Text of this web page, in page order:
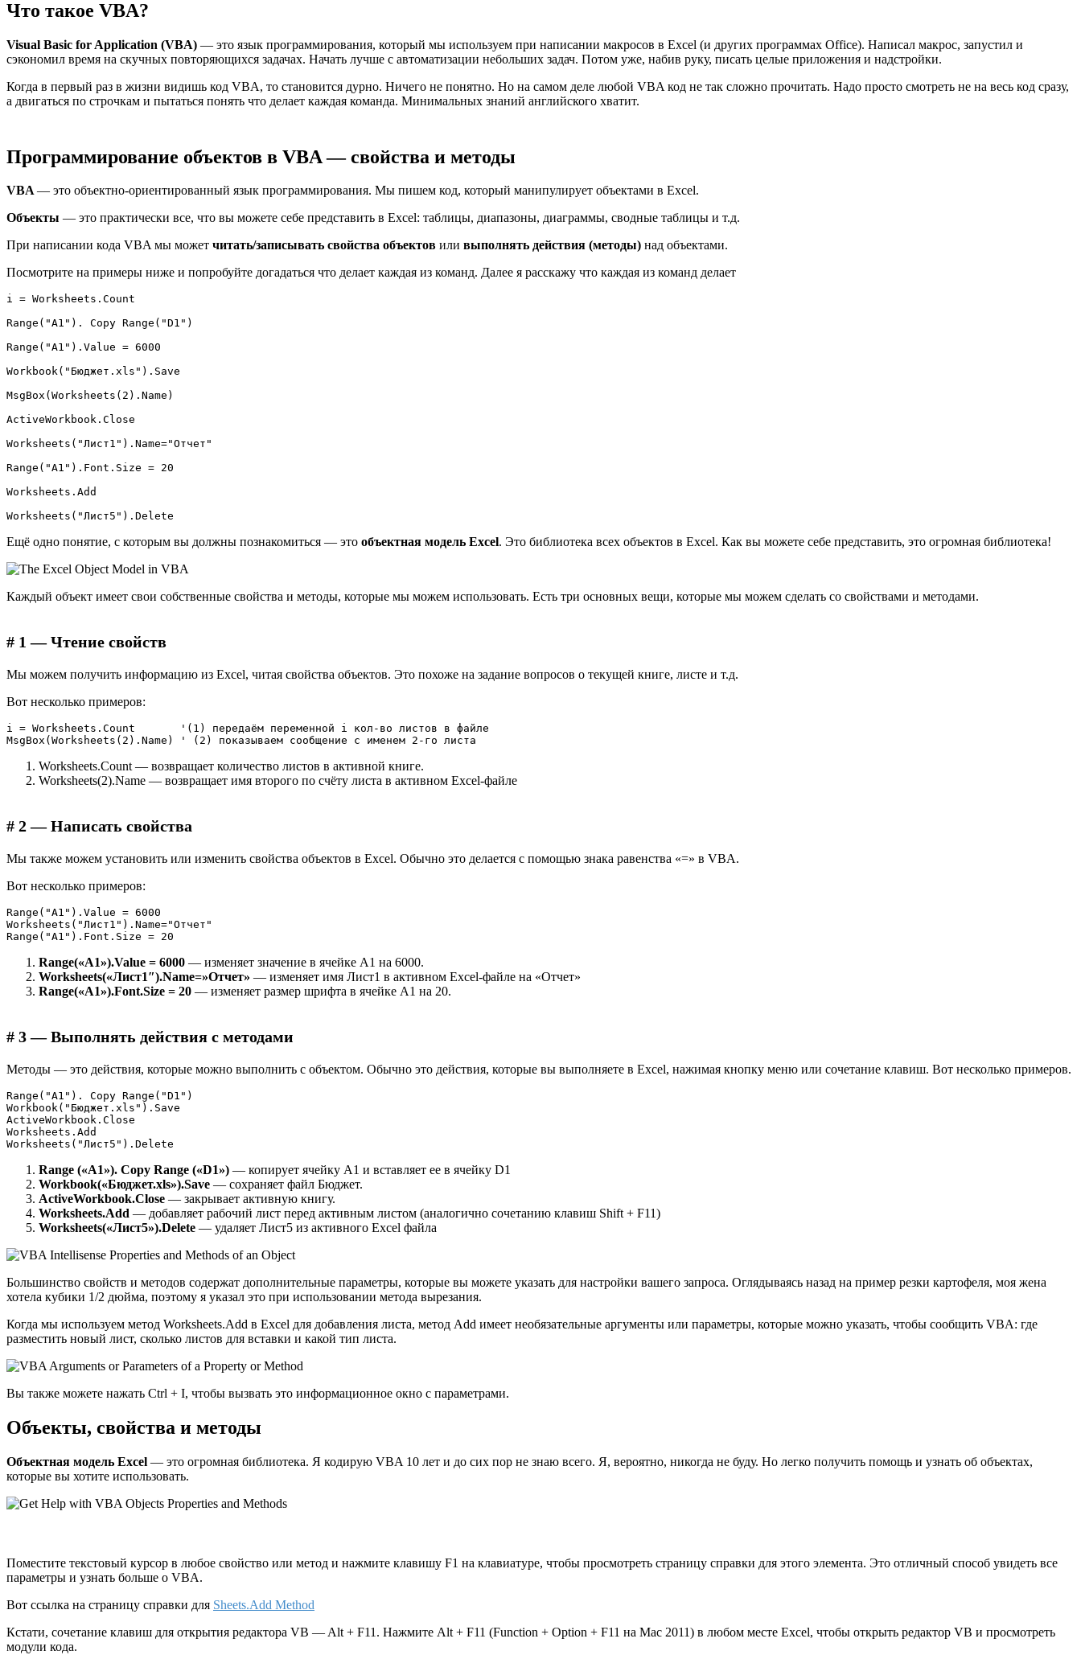
Что такое VBA?
Visual Basic for Application (VBA) — это язык программирования, который мы используем при написании макросов в Excel (и других программах Office). Написал макрос, запустил и
сэкономил время на скучных повторяющихся задачах. Начать лучше с автоматизации небольших задач. Потом уже, набив руку, писать целые приложения и надстройки.
Когда в первый раз в жизни видишь код VBA, то становится дурно. Ничего не понятно. Но на самом деле любой VBA код не так сложно прочитать. Надо просто смотреть не на весь код сразу,
а двигаться по строчкам и пытаться понять что делает каждая команда. Минимальных знаний английского хватит.
Программирование объектов в VBA — свойства и методы
VBA— это объектно-ориентированный язык программирования. Мы пишем код, который манипулирует объектами в Excel.
Объекты — это практически все, что вы можете себе представить в Excel: таблицы, диапазоны, диаграммы, сводные таблицы и т.д.
При написании кода VBA мы может читать/записывать свойства объектов или выполнять действия (методы) над объектами.
Посмотрите на примеры ниже и попробуйте догадаться что делает каждая из команд. Далее я расскажу что каждая из команд делает
i = Worksheets.Count
Range("A1"). Copy Range("D1")
Range("A1").Value = 6000
Workbook("Бюджет.xls").Save
MsgBox(Worksheets(2).Name)
ActiveWorkbook.Close
Worksheets("Лист1").Name="Отчет"
Range("А1").Font.Size = 20
Worksheets.Add
Ещё одно понятие, с которым вы должны познакомиться — это объектная модель Excel. Это библиотека всех объектов в Excel. Как вы можете себе представить, это огромная библиотека!
Каждый объект имеет свои собственные свойства и методы, которые мы можем использовать. Есть три основных вещи, которые мы можем сделать со свойствами и методами.
# 1 — Чтение свойств
Мы можем получить информацию из Excel, читая свойства объектов. Это похоже на задание вопросов о текущей книге, листе и т.д.
Вот несколько примеров:
i = Worksheets.Count       '(1) передаём переменной i кол-во листов в файле
Worksheets.Count — возвращает количество листов в активной книге.
Worksheets(2).Name — возвращает имя второго по счёту листа в активном Excel-файле
# 2 — Написать свойства
Мы также можем установить или изменить свойства объектов в Excel. Обычно это делается с помощью знака равенства «=» в VBA.
Вот несколько примеров:
Range("A1").Value = 6000
Worksheets("Лист1").Name="Отчет"
Range(«A1»).Value = 6000 — изменяет значение в ячейке А1 на 6000.
Worksheets(«Лист1″).Name=»Отчет» — изменяет имя Лист1 в активном Excel-файле на «Отчет»
Range(«А1»).Font.Size = 20 — изменяет размер шрифта в ячейке А1 на 20.
# 3 — Выполнять действия с методами
Методы — это действия, которые можно выполнить с объектом. Обычно это действия, которые вы выполняете в Excel, нажимая кнопку меню или сочетание клавиш. Вот несколько примеров.
Range("A1"). Copy Range("D1")
Workbook("Бюджет.xls").Save
ActiveWorkbook.Close
Worksheets.Add
Range («A1»). Copy Range («D1») — копирует ячейку A1 и вставляет ее в ячейку D1
Workbook(«Бюджет.xls»).Save — сохраняет файл Бюджет.
ActiveWorkbook.Close — закрывает активную книгу.
Worksheets.Add — добавляет рабочий лист перед активным листом (аналогично сочетанию клавиш Shift + F11)
Worksheets(«Лист5»).Delete — удаляет Лист5 из активного Excel файла
Большинство свойств и методов содержат дополнительные параметры, которые вы можете указать для настройки вашего запроса. Оглядываясь назад на пример резки картофеля, моя жена
хотела кубики 1/2 дюйма, поэтому я указал это при использовании метода вырезания.
Когда мы используем метод Worksheets.Add в Excel для добавления листа, метод Add имеет необязательные аргументы или параметры, которые можно указать, чтобы сообщить VBA: где
разместить новый лист, сколько листов для вставки и какой тип листа.
Вы также можете нажать Ctrl + I, чтобы вызвать это информационное окно с параметрами.
Объекты, свойства и методы
Объектная модель Excel — это огромная библиотека. Я кодирую VBA 10 лет и до сих пор не знаю всего. Я, вероятно, никогда не буду. Но легко получить помощь и узнать об объектах,
которые вы хотите использовать.
Поместите текстовый курсор в любое свойство или метод и нажмите клавишу F1 на клавиатуре, чтобы просмотреть страницу справки для этого элемента. Это отличный способ увидеть все
параметры и узнать больше о VBA.
Вот ссылка на страницу справки для Sheets.Add Method
Кстати, сочетание клавиш для открытия редактора VB — Alt + F11. Нажмите Alt + F11 (Function + Option + F11 на Mac 2011) в любом месте Excel, чтобы открыть редактор VB и просмотреть
модули кода.